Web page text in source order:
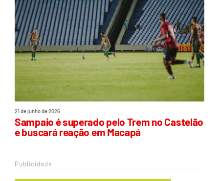
21 de junho de 2026
Sampaio é superado pelo Trem no Castelão
e buscará reação em Macapá
Publicidade